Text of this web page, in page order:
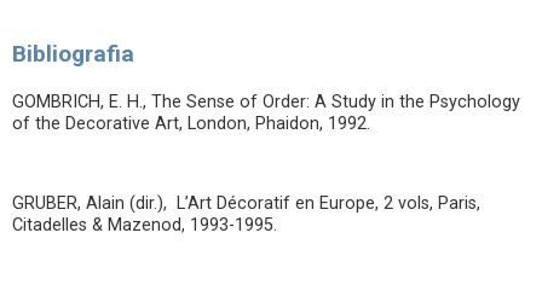
Bibliografia
GOMBRICH, E. H., The Sense of Order: A Study in the Psychology
of the Decorative Art, London, Phaidon, 1992.
GRUBER, Alain (dir.), L’Art Décoratif en Europe, 2 vols, Paris,
Citadelles & Mazenod, 1993-1995.